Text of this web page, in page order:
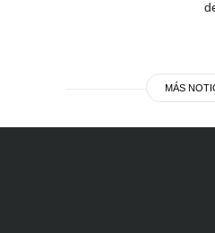
MÁS